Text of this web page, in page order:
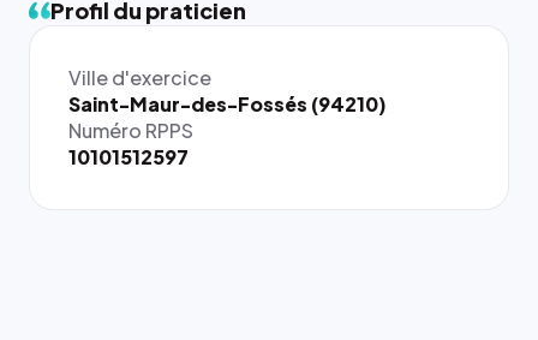
Profil du praticien
Ville d'exercice
Saint-Maur-des-Fossés (94210)
Numéro RPPS
10101512597
{# 40×40
: la taille
rendue par
`.profile-